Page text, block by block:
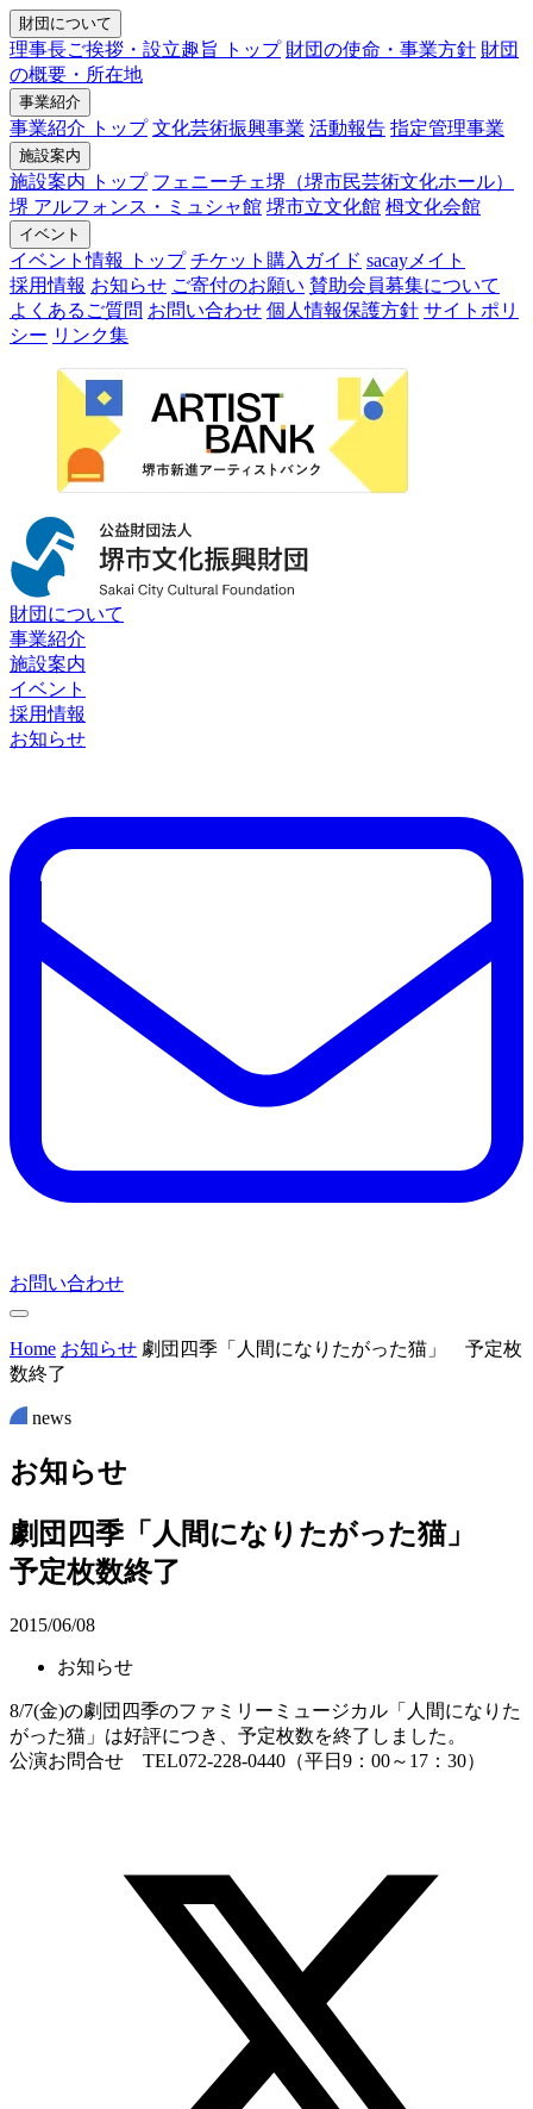
財団について
理事長ご挨拶・設立趣旨 トップ 財団の使命・事業方針 財団
の概要・所在地
事業紹介
事業紹介 トップ 文化芸術振興事業 活動報告 指定管理事業
施設案内
施設案内 トップ フェニーチェ堺（堺市民芸術文化ホール）
堺 アルフォンス・ミュシャ館 堺市立文化館 栂文化会館
イベント
イベント情報 トップ チケット購入ガイド sacayメイト
採用情報 お知らせ ご寄付のお願い 賛助会員募集について
よくあるご質問 お問い合わせ 個人情報保護方針 サイトポリ
シー リンク集
財団について
事業紹介
施設案内
イベント
採用情報
お知らせ
お問い合わせ
Home お知らせ 劇団四季「人間になりたがった猫」 予定枚
数終了
news
お知らせ
劇団四季「人間になりたがった猫」
予定枚数終了
2015/06/08
お知らせ
8/7(金)の劇団四季のファミリーミュージカル「人間になりた
がった猫」は好評につき、予定枚数を終了しました。
公演お問合せ TEL072-228-0440（平日9：00～17：30）